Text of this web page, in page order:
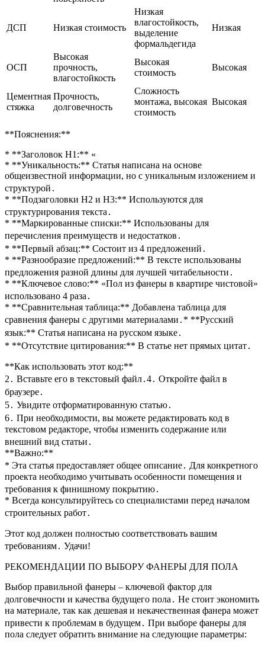
ДСП Низкая стоимость
Низкая
влагостойкость,
выделение
формальдегида
Низкая
ОСП
Высокая
прочность,
влагостойкость
Высокая
стоимость
Высокая
Цементная
стяжка
Прочность,
долговечность
Сложность
монтажа, высокая
стоимость
Высокая
**Пояснения:**
* **Заголовок H1:** «
* **Уникальность:** Статья написана на основе
общеизвестной информации, но с уникальным изложением и
структурой․
* **Подзаголовки H2 и H3:** Используются для
структурирования текста․
* **Маркированные списки:** Использованы для
перечисления преимуществ и недостатков․
* **Первый абзац:** Состоит из 4 предложений․
* **Разнообразие предложений:** В тексте использованы
предложения разной длины для лучшей читабельности․
* **Ключевое слово:** «Пол из фанеры в квартире чистовой»
использовано 4 раза․
* **Сравнительная таблица:** Добавлена таблица для
сравнения фанеры с другими материалами․* **Русский
язык:** Статья написана на русском языке․
* **Отсутствие цитирования:** В статье нет прямых цитат․
**Как использовать этот код:**
2․ Вставьте его в текстовый файл․4․ Откройте файл в
браузере․
5․ Увидите отформатированную статью․
6․ При необходимости, вы можете редактировать код в
текстовом редакторе, чтобы изменить содержание или
внешний вид статьи․
**Важно:**
* Эта статья предоставляет общее описание․ Для конкретного
проекта необходимо учитывать особенности помещения и
требования к финишному покрытию․
* Всегда консультируйтесь со специалистами перед началом
строительных работ․
Этот код должен полностью соответствовать вашим
требованиям․ Удачи!
РЕКОМЕНДАЦИИ ПО ВЫБОРУ ФАНЕРЫ ДЛЯ ПОЛА
Выбор правильной фанеры – ключевой фактор для
долговечности и качества будущего пола․ Не стоит экономить
на материале, так как дешевая и некачественная фанера может
привести к проблемам в будущем․ При выборе фанеры для
пола следует обратить внимание на следующие параметры: